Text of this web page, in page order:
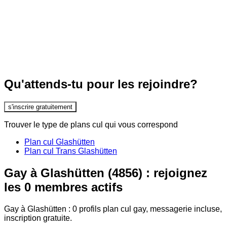
Qu'attends-tu pour les rejoindre?
s'inscrire gratuitement
Trouver le type de plans cul qui vous correspond
Plan cul Glashütten
Plan cul Trans Glashütten
Gay à Glashütten (4856) : rejoignez
les 0 membres actifs
Gay à Glashütten : 0 profils plan cul gay, messagerie incluse,
inscription gratuite.